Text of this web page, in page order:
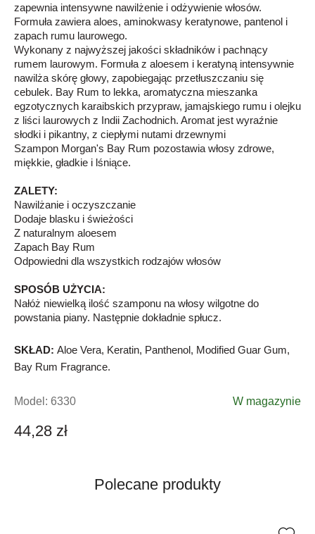
W magazynie
Model: 6330
44,28 zł
zapewnia intensywne nawilżenie i odżywienie włosów.
Formuła zawiera aloes, aminokwasy keratynowe, pantenol i
zapach rumu laurowego.
Wykonany z najwyższej jakości składników i pachnący
rumem laurowym. Formuła z aloesem i keratyną intensywnie
nawilża skórę głowy, zapobiegając przetłuszczaniu się
cebulek. Bay Rum to lekka, aromatyczna mieszanka
egzotycznych karaibskich przypraw, jamajskiego rumu i olejku
z liści laurowych z Indii Zachodnich. Aromat jest wyraźnie
słodki i pikantny, z ciepłymi nutami drzewnymi
Szampon Morgan's Bay Rum pozostawia włosy zdrowe,
miękkie, gładkie i lśniące.
ZALETY:
Nawilżanie i oczyszczanie
Dodaje blasku i świeżości
Z naturalnym aloesem
Zapach Bay Rum
Odpowiedni dla wszystkich rodzajów włosów
SPOSÓB UŻYCIA:
Nałóż niewielką ilość szamponu na włosy wilgotne do
powstania piany. Następnie dokładnie spłucz.
SKŁAD: Aloe Vera, Keratin, Panthenol, Modified Guar Gum,
Bay Rum Fragrance.
Polecane produkty